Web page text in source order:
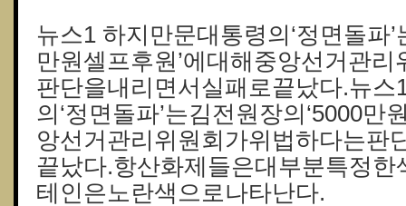
뉴스1 하지만문대통령의‘정면돌파’
만원셀프후원’에대해중앙선거관
판단을내리면서실패로끝났다.뉴스
의‘정면돌파’는김전원장의‘5000만
앙선거관리위원회가위법하다는판
끝났다.항산화제들은대부분특정
테인은노란색으로나타난다.